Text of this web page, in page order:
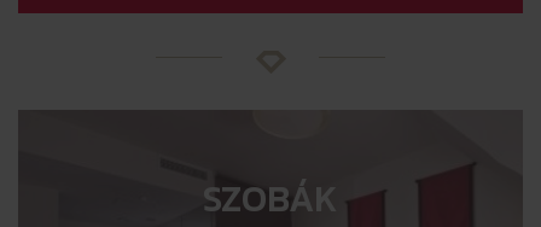
SZOBÁK